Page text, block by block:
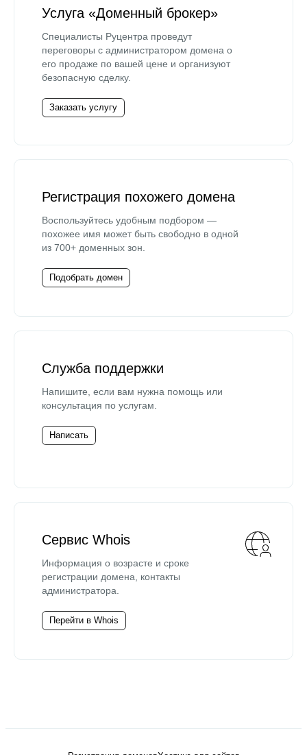
Услуга «Доменный брокер»
Специалисты Руцентра проведут
переговоры с администратором домена о
его продаже по вашей цене и организуют
безопасную сделку.
Заказать услугу
Регистрация похожего домена
Воспользуйтесь удобным подбором —
похожее имя может быть свободно в одной
из 700+ доменных зон.
Подобрать домен
Служба поддержки
Напишите, если вам нужна помощь или
консультация по услугам.
Написать
Сервис Whois
Информация о возрасте и сроке
регистрации домена, контакты
администратора.
Перейти в Whois